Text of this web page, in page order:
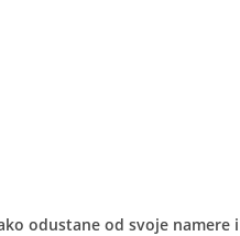
odustane od svoje namere i